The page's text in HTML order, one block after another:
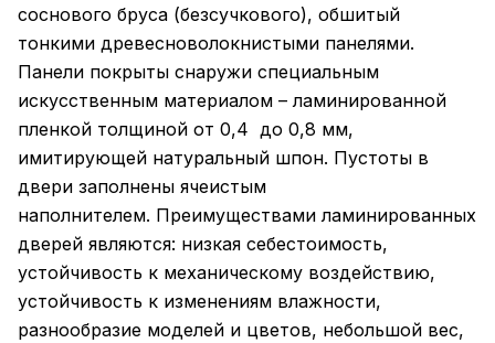
соснового бруса (безсучкового), обшитый
тонкими древесноволокнистыми панелями.
Панели покрыты снаружи специальным
искусственным материалом – ламинированной
пленкой толщиной от 0,4 до 0,8 мм,
имитирующей натуральный шпон. Пустоты в
двери заполнены ячеистым
наполнителем. Преимуществами ламинированных
дверей являются: низкая себестоимость,
устойчивость к механическому воздействию,
устойчивость к изменениям влажности,
разнообразие моделей и цветов, небольшой вес,